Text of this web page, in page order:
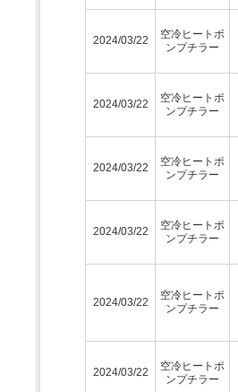
2024/03/22
空冷ヒートポ
ンプチラー
2024/03/22
空冷ヒートポ
ンプチラー
2024/03/22
空冷ヒートポ
ンプチラー
2024/03/22
空冷ヒートポ
ンプチラー
2024/03/22
空冷ヒートポ
ンプチラー
2024/03/22
空冷ヒートポ
ンプチラー